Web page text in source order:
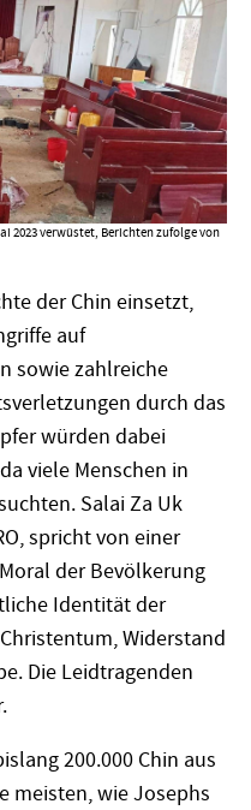
2023 verwüstet, Berichten zufolge von
der Chin einsetzt,
auf
sowie zahlreiche
durch das
würden dabei
viele Menschen in
Salai Za Uk
spricht von einer
der Bevölkerung
Identität der
Widerstand
Die Leidtragenden
200.000 Chin aus
meisten, wie Josephs